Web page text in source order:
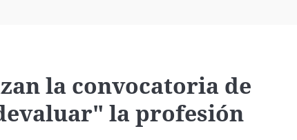
la convocatoria de
la profesión